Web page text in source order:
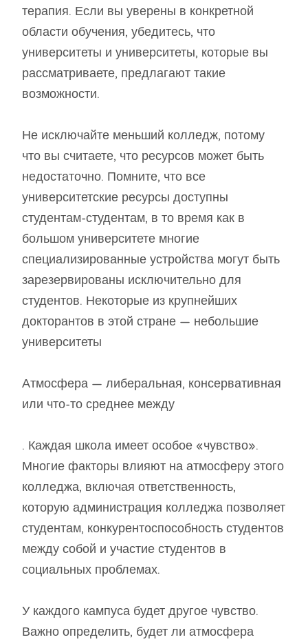
терапия. Если вы уверены в конкретной
области обучения, убедитесь, что
университеты и университеты, которые вы
рассматриваете, предлагают такие
возможности.
Не исключайте меньший колледж, потому
что вы считаете, что ресурсов может быть
недостаточно. Помните, что все
университетские ресурсы доступны
студентам-студентам, в то время как в
большом университете многие
специализированные устройства могут быть
зарезервированы исключительно для
студентов. Некоторые из крупнейших
докторантов в этой стране — небольшие
университеты
Атмосфера — либеральная, консервативная
или что-то среднее между
. Каждая школа имеет особое «чувство».
Многие факторы влияют на атмосферу этого
колледжа, включая ответственность,
которую администрация колледжа позволяет
студентам, конкурентоспособность студентов
между собой и участие студентов в
социальных проблемах.
У каждого кампуса будет другое чувство.
Важно определить, будет ли атмосфера